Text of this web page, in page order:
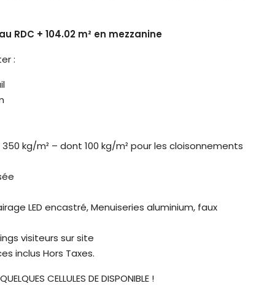
RDC + 104.02 m² en mezzanine
:
kg/m² – dont 100 kg/m² pour les cloisonnements
LED encastré, Menuiseries aluminium, faux
visiteurs sur site
inclus Hors Taxes.
CELLULES DE DISPONIBLE !